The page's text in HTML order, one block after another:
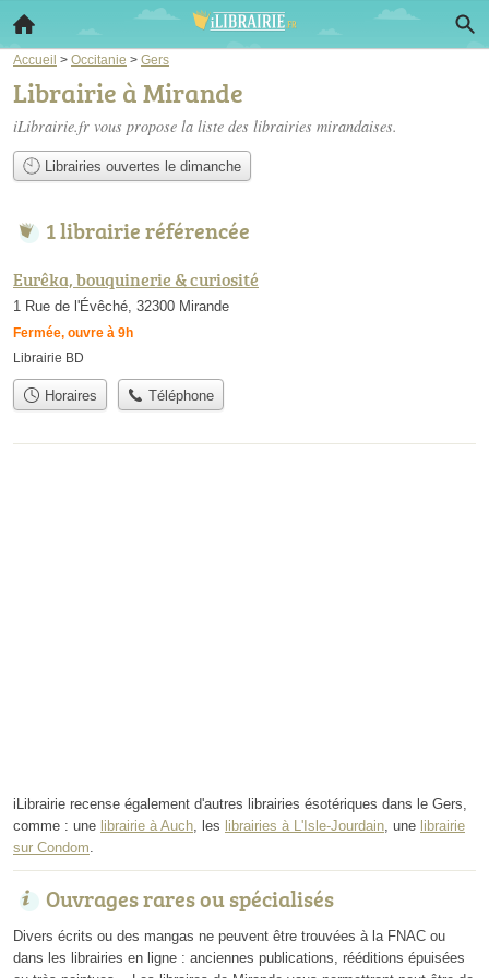
Accueil > Occitanie > Gers
Librairie à Mirande
iLibrairie.fr vous propose la liste des librairies mirandaises.
Librairies ouvertes le dimanche
1 librairie référencée
Eurêka, bouquinerie & curiosité
1 Rue de l'Évêché, 32300 Mirande
Fermée, ouvre à 9h
Librairie BD
Horaires Téléphone
iLibrairie recense également d'autres librairies ésotériques dans le Gers,
comme : une librairie à Auch , les librairies à L'Isle-Jourdain , une librairie
sur Condom
Ouvrages rares ou spécialisés
Divers écrits ou des mangas ne peuvent être trouvées à la FNAC ou
dans les librairies en ligne : anciennes publications, rééditions épuisées